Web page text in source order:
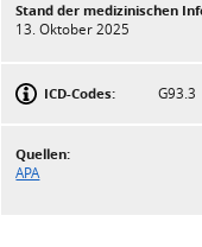
Stand der medizinischen
13. Oktober 2025
ICD-Codes: G93.3
Quellen:
APA